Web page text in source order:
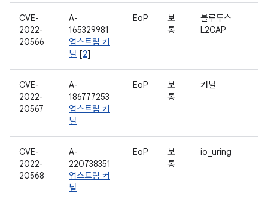
CVE-
2022-
20566
A-
165329981
업스트림 커
널 [2]
EoP
보
통
블루투스
L2CAP
CVE-
2022-
20567
A-
186777253
업스트림 커
널
EoP
보
통
커널
CVE-
2022-
20568
A-
220738351
업스트림 커
널
EoP
보
통
io_uring